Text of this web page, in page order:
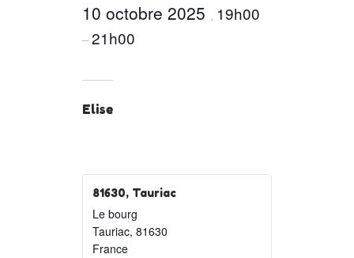
10 octobre 2025 , 19h00
–21h00
Elise
81630, Tauriac
Le bourg
Tauriac, 81630
France